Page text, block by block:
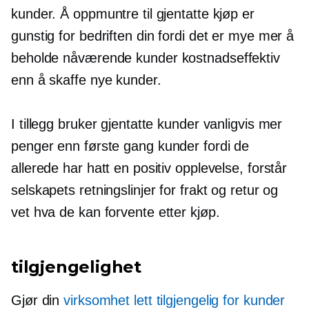
kunder. Å oppmuntre til gjentatte kjøp er
gunstig for bedriften din fordi det er mye mer å
beholde nåværende kunder kostnadseffektiv
enn å skaffe nye kunder.
I tillegg bruker gjentatte kunder vanligvis mer
penger enn første gang kunder fordi de
allerede har hatt en positiv opplevelse, forstår
selskapets retningslinjer for frakt og retur og
vet hva de kan forvente etter kjøp.
tilgjengelighet
Gjør dinvirksomhet lett tilgjengelig for kunder